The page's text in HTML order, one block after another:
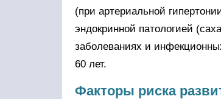
(при артериальной
эндокринной патологией
заболеваниях и
60 лет.
Факторы риска